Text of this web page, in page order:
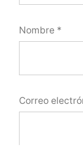
Nombre *
Correo